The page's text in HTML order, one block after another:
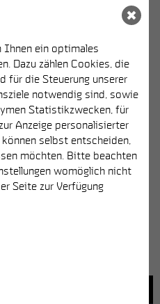
-
Tropicana eröffnet diesen
wir freuen uns riesig. das
Zertifikat-Veranstaltung.
QR-Code (getestet -
und die Party geht los *
Ihnen ein optimales
Dazu zählen Cookies, die
für die Steuerung unserer
notwendig sind, sowie
Statistikzwecken, für
Anzeige personalisierter
selbst entscheiden,
möchten. Bitte beachten
womöglich nicht
Seite zur Verfügung